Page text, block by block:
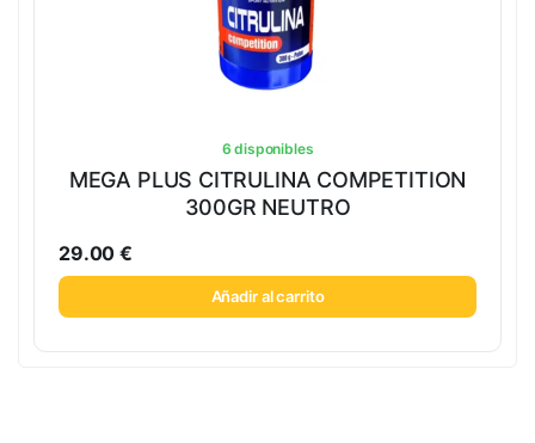
6 disponibles
MEGA PLUS CITRULINA COMPETITION
300GR NEUTRO
29.00€
Añadir al carrito